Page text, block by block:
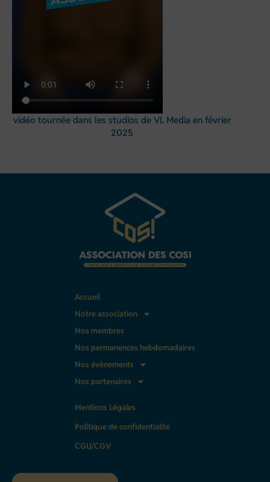
vidéo tournée dans les studios de VL Media en février
2025
Accueil
Notre association
Nos membres
Nos permanences hebdomadaires
Nos évènements
Nos partenaires
Mentions Légales
Politique de confidentialité
CGU/CGV